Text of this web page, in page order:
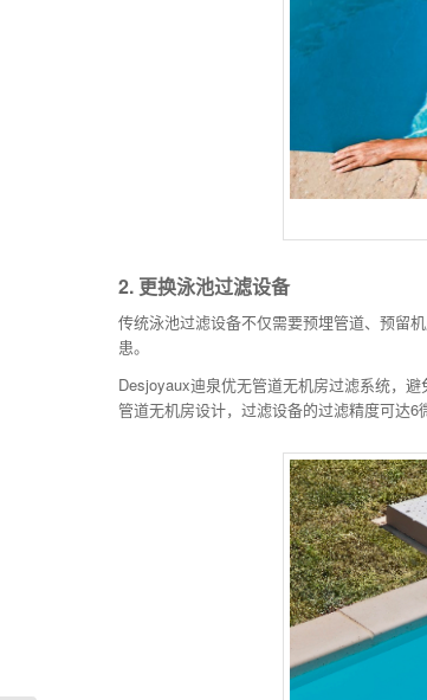
2. 更换泳池过滤设备
传统泳池过滤设备不仅需要预埋管道、预留
患。
Desjoyaux迪泉优无管道无机房过滤系统，
管道无机房设计，过滤设备的过滤精度可达6